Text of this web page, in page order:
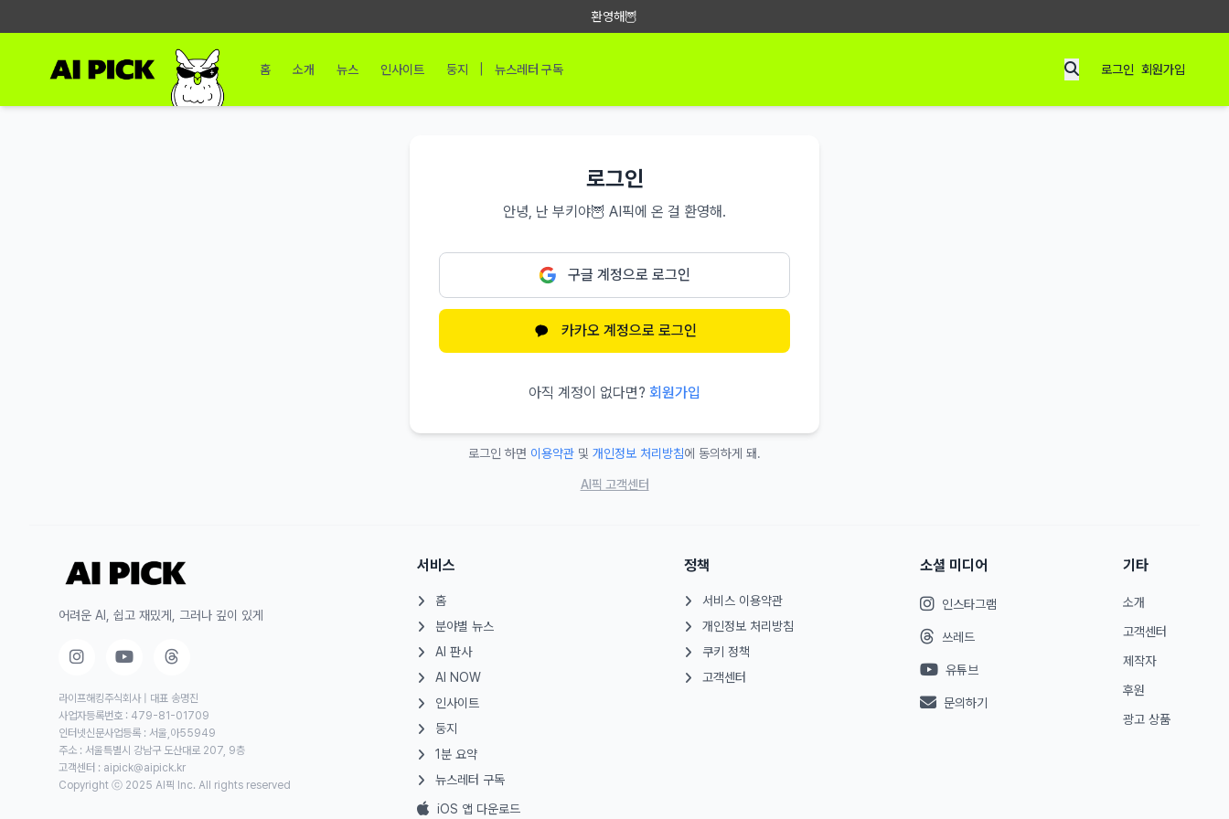
환영해🦉
홈 소개 뉴스 인사이트 둥지 뉴스레터 구독 로그인 회원가입
로그인
안녕, 난 부키야🦉 AI픽에 온 걸 환영해.
구글 계정으로 로그인
카카오 계정으로 로그인
아직 계정이 없다면? 회원가입
로그인 하면 이용약관 및 개인정보 처리방침에 동의하게 돼.
AI픽 고객센터
어려운 AI, 쉽고 재밌게, 그러나 깊이 있게
라이프해킹주식회사 | 대표 송명진
사업자등록번호 : 479-81-01709
인터넷신문사업등록 : 서울,아55949
주소 : 서울특별시 강남구 도산대로 207, 9층
고객센터 : aipick@aipick.kr
Copyright ⓒ 2025 AI픽 Inc. All rights reserved
서비스
홈
분야별 뉴스
AI 판사
AI NOW
인사이트
둥지
1분 요약
뉴스레터 구독
iOS 앱 다운로드
정책
서비스 이용약관
개인정보 처리방침
쿠키 정책
고객센터
소셜 미디어
인스타그램
쓰레드
유튜브
문의하기
기타
소개
고객센터
제작자
후원
광고 상품